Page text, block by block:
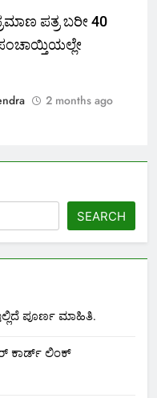
ಪತ್ರ ಬರೀ 40
2 months ago
SEARCH
ಪೂರ್ಣ ಮಾಹಿತಿ.
ಕಾರ್ಡ್ ಲಿಂಕ್